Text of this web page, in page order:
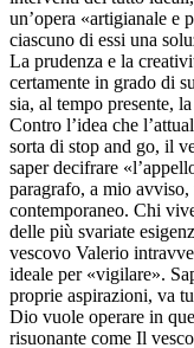
un’opera «artigianale e
ciascuno di essi una
La prudenza e la
certamente in grado di
sia, al tempo presente,
Contro l’idea che
sorta di stop and go, il
saper decifrare
paragrafo, a mio
contemporaneo. Chi
delle più svariate
vescovo Valerio
ideale per «vigilare».
proprie aspirazioni, va
Dio vuole operare in
risuonante come Il